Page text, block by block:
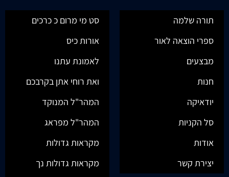
תורה שלמה
ספרי הוצאה לאור
מבצעים
חנות
יודאיקה
סל הקניות
אודות
יצירת קשר
סט מי מרום כ כרכים
אורות כיס
לאמונת עתנו
ואת רוחי אתן בקרבכם
המהר"ל המנוקד
המהר"ל מפראג
מקראות גדולות
מקראות גדולות נך